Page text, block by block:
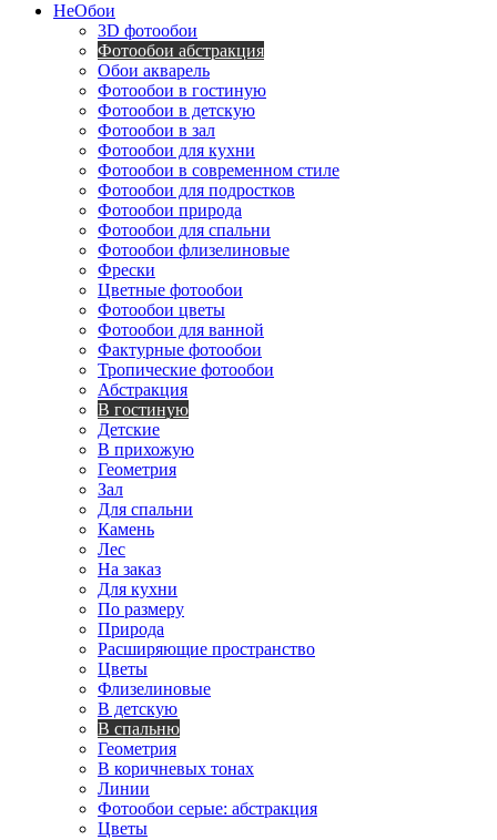
НеОбои
3D фотообои
Фотообои абстракция
Обои акварель
Фотообои в гостиную
Фотообои в детскую
Фотообои в зал
Фотообои для кухни
Фотообои в современном стиле
Фотообои для подростков
Фотообои природа
Фотообои для спальни
Фотообои флизелиновые
Фрески
Цветные фотообои
Фотообои цветы
Фотообои для ванной
Фактурные фотообои
Тропические фотообои
Абстракция
В гостиную
Детские
В прихожую
Геометрия
Зал
Для спальни
Камень
Лес
На заказ
Для кухни
По размеру
Природа
Расширяющие пространство
Цветы
Флизелиновые
В детскую
В спальню
Геометрия
В коричневых тонах
Линии
Фотообои серые: абстракция
Цветы